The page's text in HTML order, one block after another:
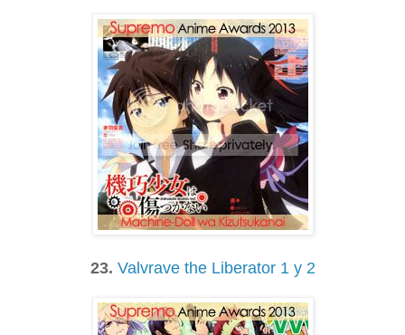
23. Valvrave the Liberator 1 y 2